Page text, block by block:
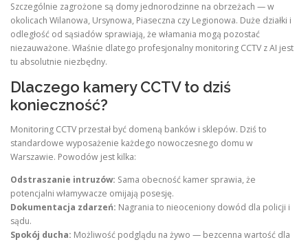
Szczególnie zagrożone są domy jednorodzinne na obrzeżach — w
okolicach Wilanowa, Ursynowa, Piaseczna czy Legionowa. Duże działki i
odległość od sąsiadów sprawiają, że włamania mogą pozostać
niezauważone. Właśnie dlatego profesjonalny monitoring CCTV z AI jest
tu absolutnie niezbędny.
Dlaczego kamery CCTV to dziś
konieczność?
Monitoring CCTV przestał być domeną banków i sklepów. Dziś to
standardowe wyposażenie każdego nowoczesnego domu w
Warszawie. Powodów jest kilka:
Odstraszanie intruzów: Sama obecność kamer sprawia, że
potencjalni włamywacze omijają posesję.
Dokumentacja zdarzeń: Nagrania to nieoceniony dowód dla policji i
sądu.
Spokój ducha: Możliwość podglądu na żywo — bezcenna wartość dla